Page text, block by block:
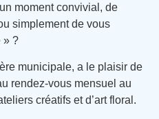
moment convivial, de
simplement de vous
» ?
municipale, a le plaisir de
rendez-vous mensuel au
créatifs et d’art floral.